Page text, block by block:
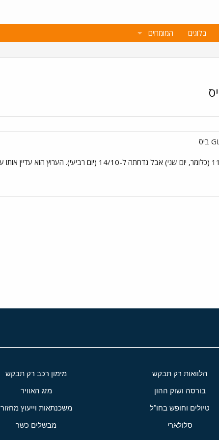
בלוגים המומחים
הלוואות רק תבקש מימון רכב רק תבקש
בורסה ושוק ההון מזג האוויר
טיולים וחופש בחו"ל משכנתאות וייעוץ מחזור
סלולארי מבשלים כשר